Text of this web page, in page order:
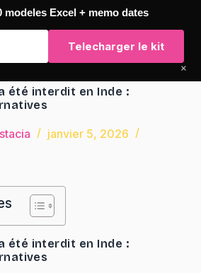
été interdit en Inde :
janvier 5, 2026
été interdit en Inde :
modeles Excel + memo dates
Telecharger le kit
×